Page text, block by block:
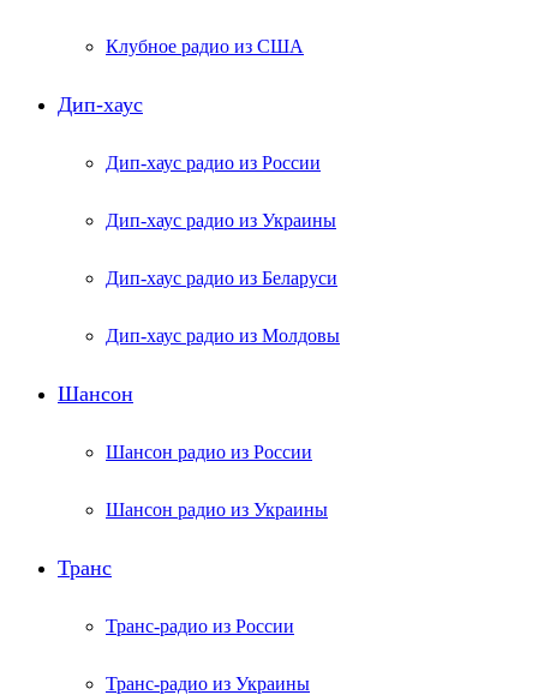
Клубное радио из США
Дип-хаус
Дип-хаус радио из России
Дип-хаус радио из Украины
Дип-хаус радио из Беларуси
Дип-хаус радио из Молдовы
Шансон
Шансон радио из России
Шансон радио из Украины
Транс
Транс-радио из России
Транс-радио из Украины